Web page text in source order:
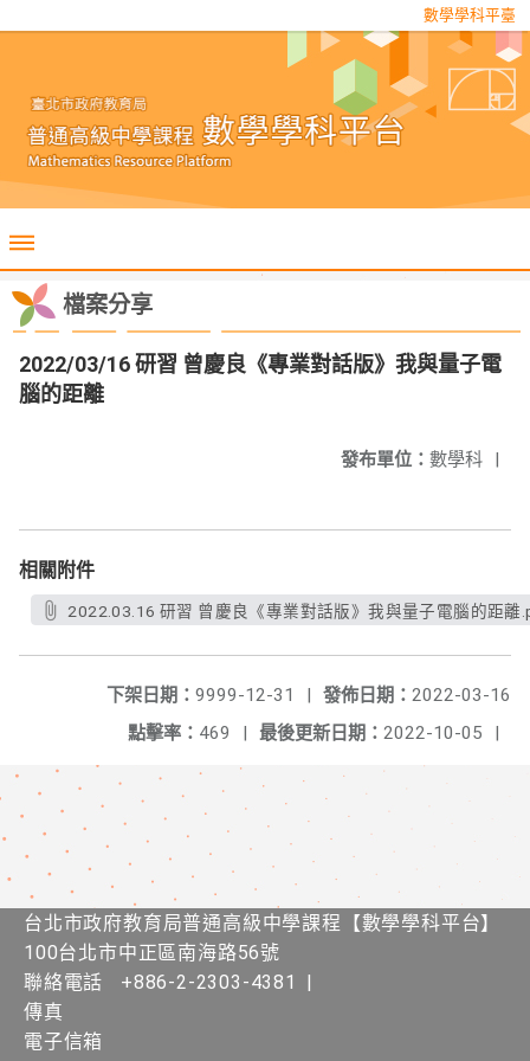
數學學科平臺
檔案分享
2022/03/16 研習 曾慶良《專業對話版》我與量子電
腦的距離
發布單位： 數學科 |
相關附件
2022.03.16 研習 曾慶良《專業對話版》我與量子電腦的距離
發佈日期： 2022-03-16
下架日期： 9999-12-31
|
最後更新日期： 2022-10-05 |
點擊率： 469 |
台北市政府教育局普通高級中學課程​【​數學學科平台】
100台北市中正區南海路56號
聯絡電話
+886-2-2303-4381
|
傳真
電子信箱